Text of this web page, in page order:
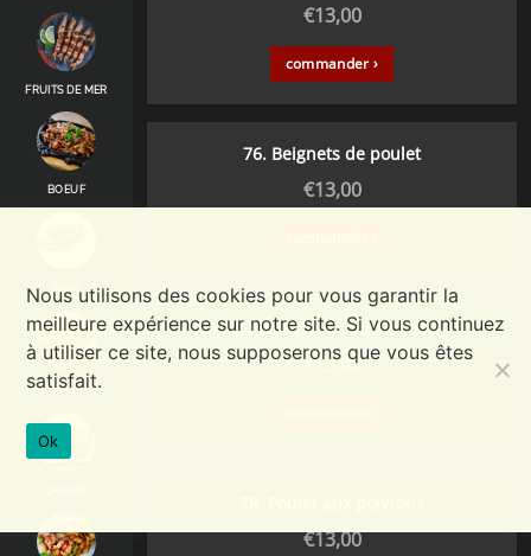
FRUITS DE MER
BOEUF
POULET
€13,00
commander ›
76. Beignets de poulet
€13,00
77. Poulet à la sauce tomate
€13,00
€13,00
Nous utilisons des cookies pour vous garantir la
meilleure expérience sur notre site. Si vous continuez
à utiliser ce site, nous supposerons que vous êtes
satisfait.
Ok